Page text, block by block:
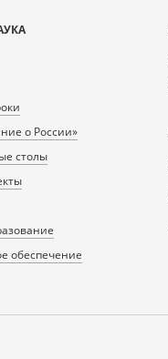
о России»
столы
обеспечение